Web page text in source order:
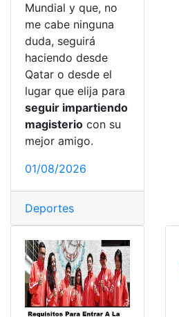
Mundial y que, no
me cabe ninguna
duda, seguirá
haciendo desde
Qatar o desde el
lugar que elija para
seguir impartiendo
magisterio con su
mejor amigo.
01/08/2026
Deportes